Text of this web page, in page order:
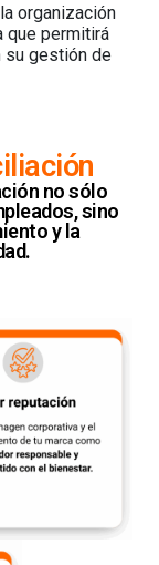
organización
que permitirá
su gestión de
no sólo
sino
y la